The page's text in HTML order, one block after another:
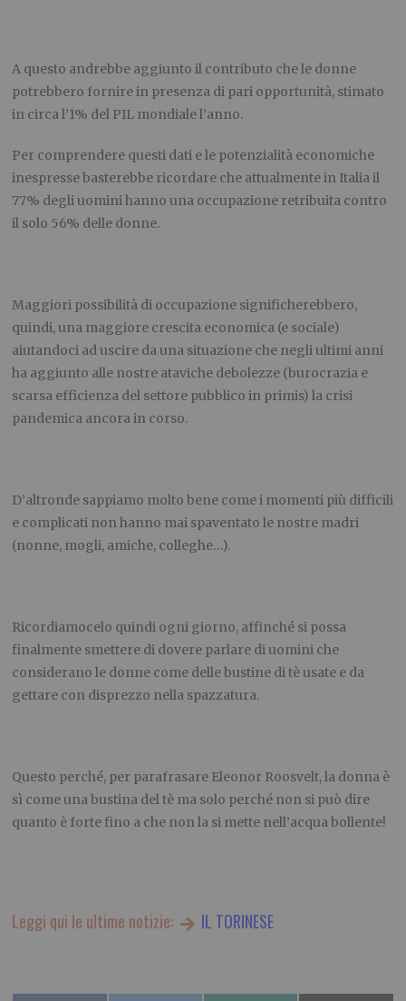
A questo andrebbe aggiunto il contributo che le donne
potrebbero fornire in presenza di pari opportunità, stimato
in circa l’1% del PIL mondiale l’anno.
Per comprendere questi dati e le potenzialità economiche
inespresse basterebbe ricordare che attualmente in Italia il
77% degli uomini hanno una occupazione retribuita contro
il solo 56% delle donne.
Maggiori possibilità di occupazione significherebbero,
quindi, una maggiore crescita economica (e sociale)
aiutandoci ad uscire da una situazione che negli ultimi anni
ha aggiunto alle nostre ataviche debolezze (burocrazia e
scarsa efficienza del settore pubblico in primis) la crisi
pandemica ancora in corso.
D’altronde sappiamo molto bene come i momenti più difficili
e complicati non hanno mai spaventato le nostre madri
(nonne, mogli, amiche, colleghe…).
Ricordiamocelo quindi ogni giorno, affinché si possa
finalmente smettere di dovere parlare di uomini che
considerano le donne come delle bustine di tè usate e da
gettare con disprezzo nella spazzatura.
Questo perché, per parafrasare Eleonor Roosvelt, la donna è
sì come una bustina del tè ma solo perché non si può dire
quanto è forte fino a che non la si mette nell’acqua bollente!
Leggi qui le ultime notizie: IL TORINESE